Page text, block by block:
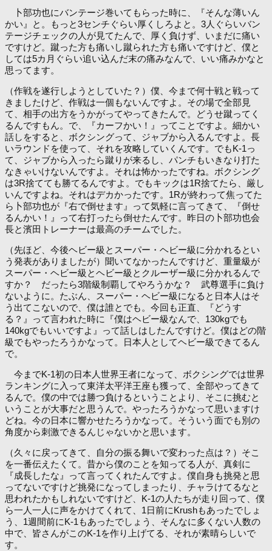
卜部功也にバンテージ巻いてもらった時に、『そんな薄いん
かい』と。もっと3センチぐらい厚くしろよと。3人ぐらいバン
テージチェックの人が見てたんで、厚く負けず、いまだに痛い
ですけど。蹴った方も痛いし蹴られた方も痛いですけど、僕と
しては5カ月ぐらい追い込んだ末の痛みなんで、いい痛みかなと
思ってます。
（作戦を遂行しようとしていた？）僕、今まで何十戦と戦って
きましたけど、作戦は一個もないんですよ。その場で全部見
て、相手の出方をうかがってやってきたんで。どうせ蹴ってく
るんですもん。で、『カーフかい！』ってことですよ。細かい
話しをすると、ボクシングって、ジャブから入るんですよ。長
いラウンドを使って、それを攻略していくんです。でもK-1っ
て、ジャブから入ったら蹴りが来るし、パンチもいきなり打た
なきゃいけないんですよ。それは怖かったですね。ボクシング
は3R捨てても勝てるんですよ。でもキックは1R捨てたら、厳し
いんですよね。それはデカかったです。1Rが終わって焦ってた
ら卜部功也が『右で倒せます』って気軽に言ってきて、『倒せ
るんかい！』って右打ったら倒せたんです。昨日の卜部功也会
長と濱田トレーナーは最高のチームでした。
（先ほど、今後ヘビー級とスーパー・ヘビー級に分かれるとい
う発表がありましたが）聞いてなかったんですけど、重量級が
スーパー・ヘビー級とヘビー級とクルーザー級に分かれるんで
すか？ だったら3階級制覇してやろうかな？ 武尊選手に負け
ないように。たぶん、スーパー・ヘビー級になると日本人はそ
う出てこないので、僕は誰とでも。今回も正直、『どうす
る？』って言われた時に『僕はヘビー級なんで、130kgでも
140kgでもいいですよ』って話しはしたんですけど。僕はどの階
級でもやったろうかなって。日本人としてヘビー級できてるん
で。
今までK-1初の日本人世界王者になって、ボクシングでは世界
ランキングに入って東洋太平洋王座も獲って、全部やってきて
るんで。僕の中では勝つ負けるということより、そこに挑むと
いうことが大事だと思うんで。やったろうかなって思いますけ
どね。今の日本に響かせたろうかなって。そういう面でも別の
角度から刺激できるんじゃないかと思います。
（久々に戻ってきて、自分の振る舞いで変わった点は？）そこ
を一番伝えたくて。昔から僕のことを知ってる人が、真剣に
『成長したな』って言ってくれたんですよ。僕自身も挑発と思
ってないですけど挑発になってしまったり、チャラけてるなと
思われたかもしれないですけど、K-1の人たちが走り回って、僕
ら一人一人に声をかけてくれて、1日前にKrushもあったでしょ
う、1週間前にK-1もあったでしょう、そんなに多くない人数の
中で、皆さんがこのK-1を作り上げてる、それが素晴らしいで
す。